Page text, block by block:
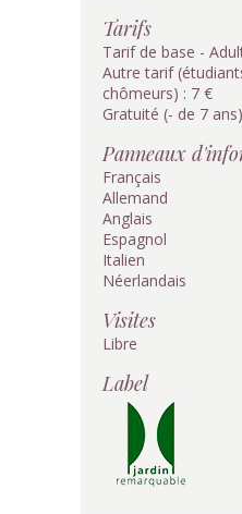
Tarifs
Tarif de base -
Autre tarif
chômeurs) : 7 €
Gratuité (- de 7 ans)
Panneaux
Français
Allemand
Anglais
Espagnol
Italien
Néerlandais
Visites
Libre
Label